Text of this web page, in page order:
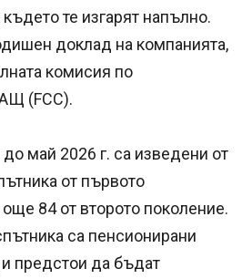
те изгарят напълно.
доклад на компанията,
комисия по
(FCC).
май 2026 г. са изведени от
от първото
84 от второто поколение.
са пенсионирани
предстои да бъдат